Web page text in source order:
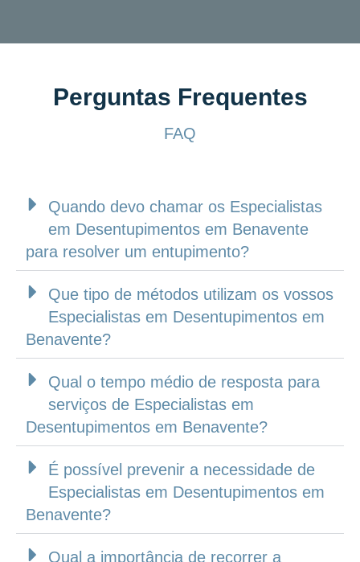
Perguntas Frequentes
FAQ
Quando devo chamar os Especialistas
em Desentupimentos em Benavente
para resolver um entupimento?
Que tipo de métodos utilizam os vossos
Especialistas em Desentupimentos em
Benavente?
Qual o tempo médio de resposta para
serviços de Especialistas em
Desentupimentos em Benavente?
É possível prevenir a necessidade de
Especialistas em Desentupimentos em
Benavente?
Qual a importância de recorrer a